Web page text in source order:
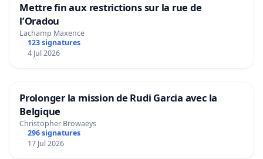
Mettre fin aux restrictions sur la rue de
l’Oradou
Lachamp Maxence
123 signatures
4 Jul 2026
Prolonger la mission de Rudi Garcia avec la
Belgique
Christopher Browaeys
296 signatures
17 Jul 2026